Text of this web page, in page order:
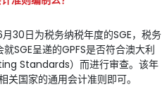
30日为税务纳税年度的SGE，税务
SGE呈递的GPFS是否符合澳大利
Standards）而进行审查。该年
关国家的通用会计准则即可。